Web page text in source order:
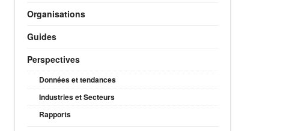
Organisations
Guides
Perspectives
Données et tendances
Industries et Secteurs
Rapports